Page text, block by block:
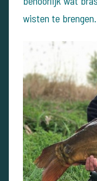
wisten te brengen.